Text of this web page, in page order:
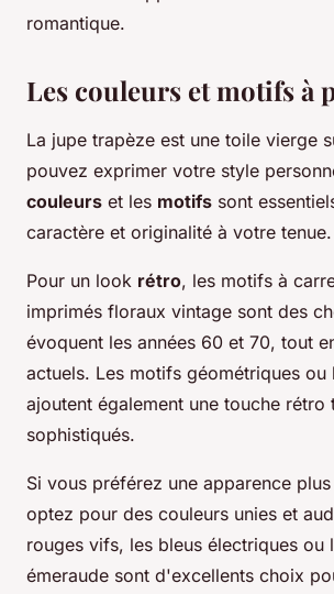
romantique.
Les couleurs et motifs à
La jupe trapèze est une toile vierge
pouvez exprimer votre style
couleurs et les motifs sont
caractère et originalité à votre tenue.
Pour un look rétro, les motifs à
imprimés floraux vintage sont des
évoquent les années 60 et 70, tout
actuels. Les motifs géométriques ou
ajoutent également une touche rétro
sophistiqués.
Si vous préférez une apparence
optez pour des couleurs unies et
rouges vifs, les bleus électriques ou
émeraude sont d'excellents choix